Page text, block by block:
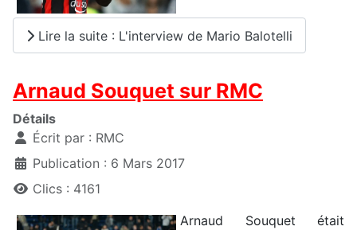
Lire la suite : L'interview de Mario Balotelli
Arnaud Souquet sur RMC
Détails
Écrit par : RMC
Publication : 6 Mars 2017
Clics : 4161
Arnaud Souquet était